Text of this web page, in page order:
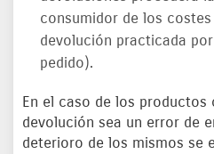
consumidor de los
devolución practicada
pedido).
En el caso de los productos
devolución sea un error de
deterioro de los mismos se